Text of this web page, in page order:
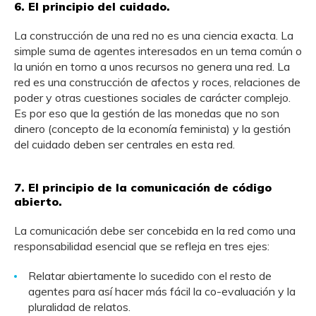
6. El principio del cuidado.
La construcción de una red no es una ciencia exacta. La
simple suma de agentes interesados en un tema común o
la unión en torno a unos recursos no genera una red. La
red es una construcción de afectos y roces, relaciones de
poder y otras cuestiones sociales de carácter complejo.
Es por eso que la gestión de las monedas que no son
dinero (concepto de la economía feminista) y la gestión
del cuidado deben ser centrales en esta red.
7. El principio de la comunicación de código
abierto.
La comunicación debe ser concebida en la red como una
responsabilidad esencial que se refleja en tres ejes:
Relatar abiertamente lo sucedido con el resto de
agentes para así hacer más fácil la co-evaluación y la
pluralidad de relatos.